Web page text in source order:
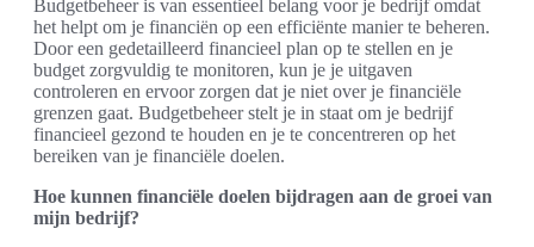
Budgetbeheer is van essentieel belang voor je bedrijf omdat
het helpt om je financiën op een efficiënte manier te beheren.
Door een gedetailleerd financieel plan op te stellen en je
budget zorgvuldig te monitoren, kun je je uitgaven
controleren en ervoor zorgen dat je niet over je financiële
grenzen gaat. Budgetbeheer stelt je in staat om je bedrijf
financieel gezond te houden en je te concentreren op het
bereiken van je financiële doelen.
Hoe kunnen financiële doelen bijdragen aan de groei van
mijn bedrijf?